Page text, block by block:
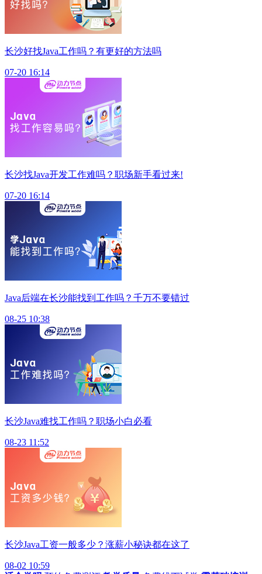
长沙好找Java工作吗？有更好的方法吗
07-20 16:14
长沙找Java开发工作难吗？职场新手看过来!
07-20 16:14
Java后端在长沙能找到工作吗？千万不要错过
08-25 10:38
长沙Java难找工作吗？职场小白必看
08-23 11:52
长沙Java工资一般多少？涨薪小秘诀都在这了
08-02 10:59